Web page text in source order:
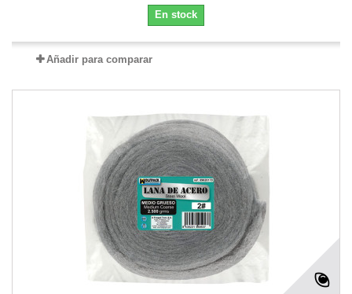
En stock
Añadir para comparar